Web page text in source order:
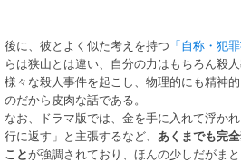
後に、彼とよく似た考えを持つ 「自称・犯
らは狭山とは違い、自分の力はもちろん殺
様々な殺人事件を起こし、物理的にも精神
のだから皮肉な話である。
なお、ドラマ版では、金を手に入れて浮か
行に返す」と主張するなど、 あくまでも完
ことが強調されており、ほんの少しだがまと